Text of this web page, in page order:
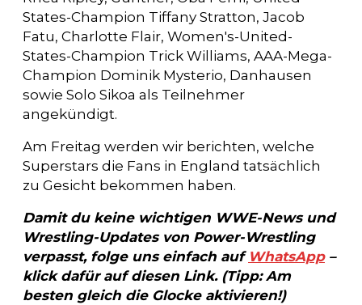
States-Champion Tiffany Stratton, Jacob
Fatu, Charlotte Flair, Women's-United-
States-Champion Trick Williams, AAA-Mega-
Champion Dominik Mysterio, Danhausen
sowie Solo Sikoa als Teilnehmer
angekündigt.
Am Freitag werden wir berichten, welche
Superstars die Fans in England tatsächlich
zu Gesicht bekommen haben.
Damit du keine wichtigen WWE-News und
Wrestling-Updates von Power-Wrestling
verpasst, folge uns einfach auf WhatsApp–
klick dafür auf diesen Link. (Tipp: Am
besten gleich die Glocke aktivieren!)